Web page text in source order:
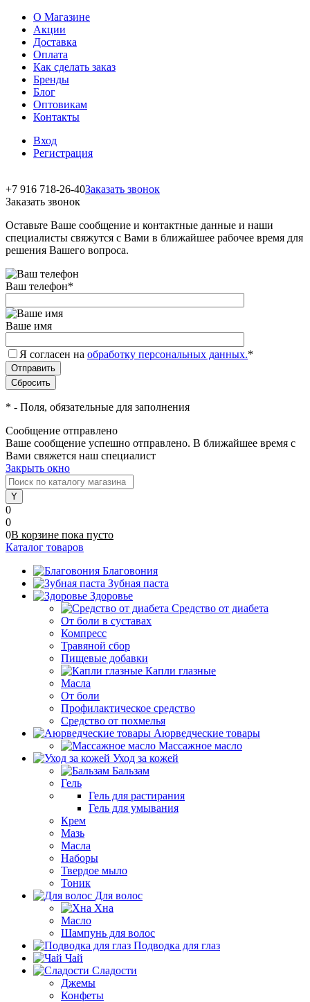
О Магазине
Акции
Доставка
Оплата
Как сделать заказ
Бренды
Блог
Оптовикам
Контакты
Вход
Регистрация
+7 916 718-26-40Заказать звонок
Заказать звонок
Оставьте Ваше сообщение и контактные данные и наши
специалисты свяжутся с Вами в ближайшее рабочее время для
решения Вашего вопроса.
Ваш телефон*
Ваше имя
Я согласен на обработку персональных данных.*
* - Поля, обязательные для заполнения
Сообщение отправлено
Ваше сообщение успешно отправлено. В ближайшее время с
Вами свяжется наш специалист
Закрыть окно
0
0
0В корзине пока пусто
Каталог товаров
Благовония
Зубная паста
Здоровье
Средство от диабета
От боли в суставах
Компресс
Травяной сбор
Пищевые добавки
Капли глазные
Масла
От боли
Профилактическое средство
Средство от похмелья
Аюрведческие товары
Массажное масло
Уход за кожей
Бальзам
Гель
Гель для растирания
Гель для умывания
Крем
Мазь
Масла
Наборы
Твердое мыло
Тоник
Для волос
Хна
Масло
Шампунь для волос
Подводка для глаз
Чай
Сладости
Джемы
Конфеты